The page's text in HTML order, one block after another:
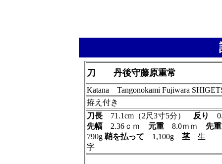
刀 丹後守藤原重常
Katana Tangonokami Fujiwara
拵え付き
刀長 71.1cm（2尺3寸5分） 反り
先幅 2.36ｃｍ 元重 8.0ｍｍ 先
790g 鞘を払って 1,100g 茎
字